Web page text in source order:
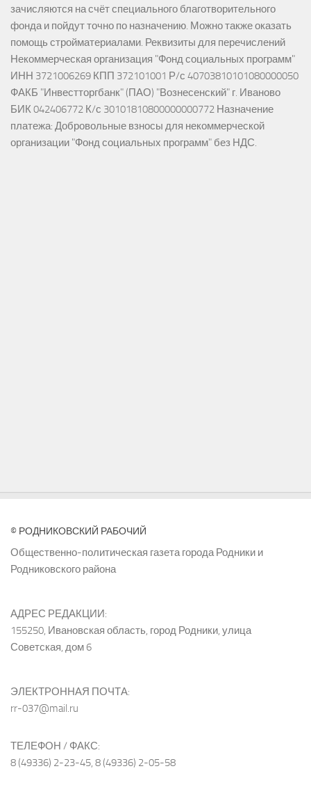
зачисляются на счёт специального благотворительного
фонда и пойдут точно по назначению. Можно также оказать
помощь стройматериалами. Реквизиты для перечислений
Некоммерческая организация "Фонд социальных программ"
ИНН 3721006269 КПП 372101001 Р/с 40703810101080000050
ФАКБ "Инвестторгбанк" (ПАО) "Вознесенский" г. Иваново
БИК 042406772 К/с 30101810800000000772 Назначение
платежа: Добровольные взносы для некоммерческой
организации "Фонд социальных программ" без НДС.
© РОДНИКОВСКИЙ РАБОЧИЙ
Общественно-политическая газета города Родники и
Родниковского района
АДРЕС РЕДАКЦИИ:
155250, Ивановская область, город Родники, улица
Советская, дом 6
ЭЛЕКТРОННАЯ ПОЧТА:
rr-037@mail.ru
ТЕЛЕФОН / ФАКС:
8 (49336) 2-23-45, 8 (49336) 2-05-58